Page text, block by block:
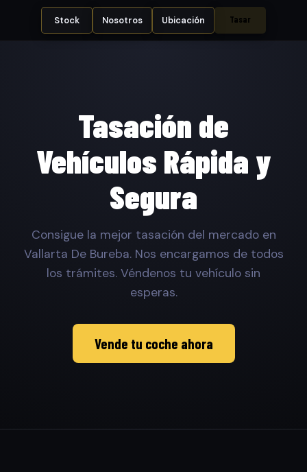
Stock Nosotros Ubicación Tasar
Tasación de
Vehículos Rápida y
Segura
Consigue la mejor tasación del mercado en
Vallarta De Bureba. Nos encargamos de todos
los trámites. Véndenos tu vehículo sin
esperas.
Vende tu coche ahora